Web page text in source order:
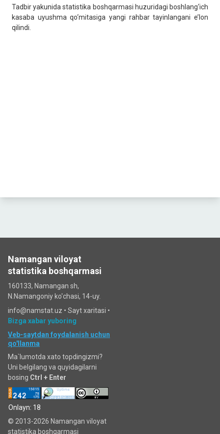
Tadbir yakunida statistika boshqarmasi huzuridagi boshlang‘ich
kasaba uyushma qo‘mitasiga yangi rahbar tayinlangani e’lon
qilindi.
Namangan viloyat
statistika boshqarmasi
160133, Namangan sh,
N.Namangoniy ko'chasi, 14-uy.
info@namstat.uz • Sayt xaritasi •
Bizga xabar yuboring
Veb-saytdan foydalanish uchun
qo'llanma
Ma`lumotda xato topdingizmi?
Uni belgilang va quyidagilarni
bosing Ctrl + Enter
Onlayn: 18
© 2013-2026 Namangan viloyat
statistika boshqarmasi